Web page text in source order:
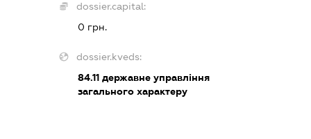
dossier.capital:
0 грн.
dossier.kveds:
84.11державне управління
загального характеру